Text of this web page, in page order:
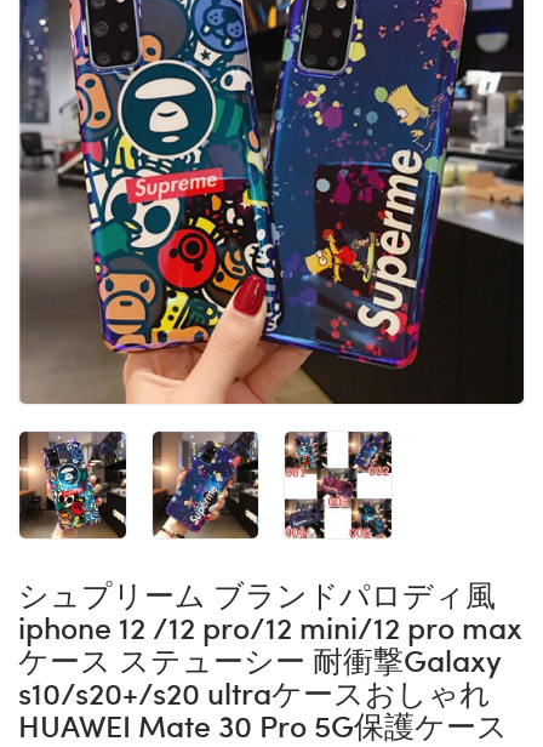
シュプリーム ブランドパロディ風
iphone 12 /12 pro/12 mini/12 pro max
ケース ステューシー 耐衝撃Galaxy
s10/s20+/s20 ultraケースおしゃれ
HUAWEI Mate 30 Pro 5G保護ケース